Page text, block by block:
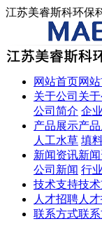
江苏美睿斯科环保
网站首页网
关于公司 关于
公司简介 企
产品展示产
人工水草 填
新闻资讯新
公司新闻 行
技术支持技
人才招聘人
联系方式联